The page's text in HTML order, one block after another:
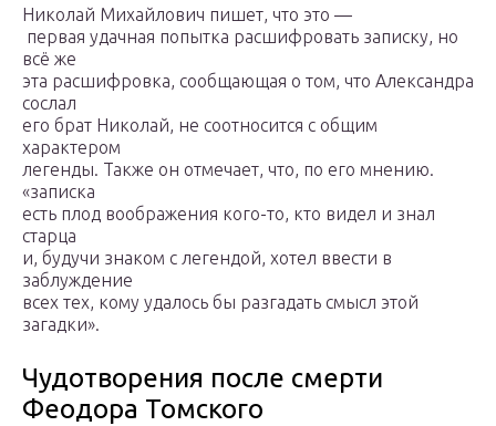
Николай Михайлович пишет, что это —
первая удачная попытка расшифровать записку, но
всё же
эта расшифровка, сообщающая о том, что Александра
сослал
его брат Николай, не соотносится с общим
характером
легенды. Также он отмечает, что, по его мнению.
«записка
есть плод воображения кого-то, кто видел и знал
старца
и, будучи знаком с легендой, хотел ввести в
заблуждение
всех тех, кому удалось бы разгадать смысл этой
загадки».
Чудотворения после смерти
Феодора Томского